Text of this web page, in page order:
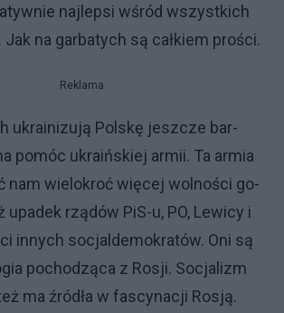
naj­lep­si wśród wszyst­ki­ch
na gar­ba­ty­ch są cał­kiem pro­ści.
Reklama
Pol­skę jesz­cze bar­
po­móc ukra­iń­skiej ar­mii. Ta ar­mia
nam wie­lo­kroć wię­cej wol­no­ści go­
upa­dek rzą­dów PiS-u, PO, Le­wi­cy i
in­ny­ch so­cjal­de­mo­kra­tów. Oni są
po­cho­dzą­ca z Ro­sji. So­cja­li­zm
ma źró­dła w fa­scy­na­cji Ro­sją.